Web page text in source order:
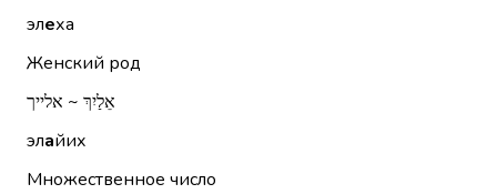
элеха
Женский род
אֵלַיִךְ ~ אלייך
элайих
Множественное число